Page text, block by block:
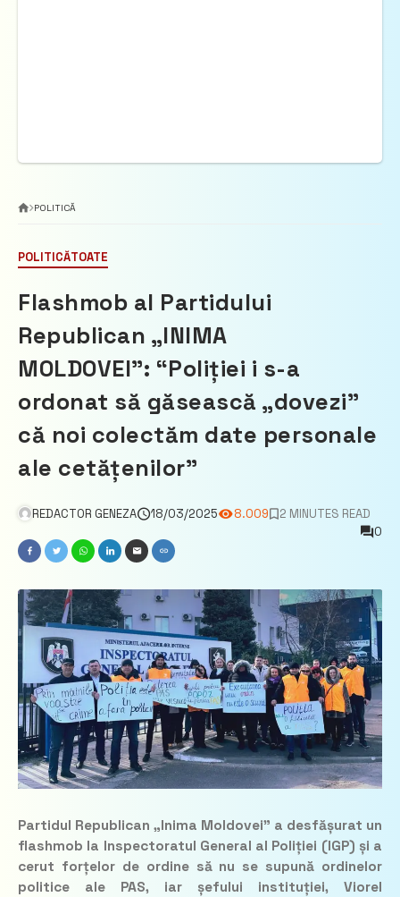
POLITICĂ
POLITICĂTOATE
Flashmob al Partidului
Republican „INIMA
MOLDOVEI”: “Poliției i s-a
ordonat să găsească „dovezi”
că noi colectăm date personale
ale cetățenilor”
REDACTOR GENEZA 18/03/2025 8.009
2 MINUTES READ
0
Partidul Republican „Inima Moldovei” a desfășurat un
flashmob la Inspectoratul General al Poliției (IGP) și a
cerut forțelor de ordine să nu se supună ordinelor
politice ale PAS, iar șefului instituției, Viorel